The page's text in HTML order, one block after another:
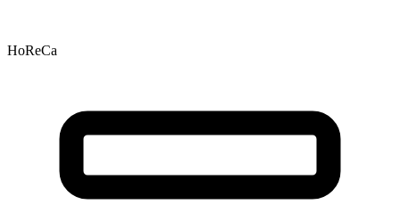
HoReCa